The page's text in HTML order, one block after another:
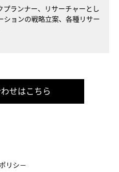
プランナー、リサーチャーとし
ションの戦略立案、各種リサー
せはこちら
リシ－